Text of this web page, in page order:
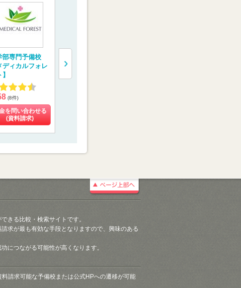
部専門予備校
ディカルフォレ
(8件)
を問い合わせる
(資料請求)
門予備校【メディカ
きる比較・検索サイトです。
求が最も有効な手段となりますので、興味のある
につながる可能性が高くなります。
請求可能な予備校または公式HPへの遷移が可能